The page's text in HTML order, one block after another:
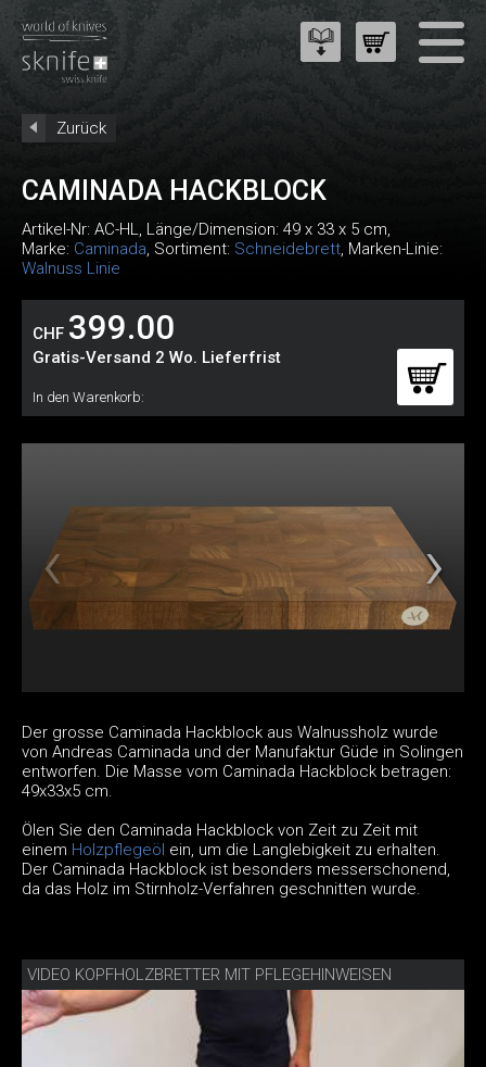
Zurück
CAMINADA HACKBLOCK
Artikel-Nr: AC-HL, Länge/Dimension: 49 x 33 x 5 cm,
Marke: Caminada, Sortiment: Schneidebrett, Marken-Linie:
Walnuss Linie
CHF 399.00
Gratis-Versand 2 Wo. Lieferfrist
In den Warenkorb:
Der grosse Caminada Hackblock aus Walnussholz wurde
von Andreas Caminada und der Manufaktur Güde in Solingen
entworfen. Die Masse vom Caminada Hackblock betragen:
49x33x5 cm.
Ölen Sie den Caminada Hackblock von Zeit zu Zeit mit
einem Holzpflegeöl ein, um die Langlebigkeit zu erhalten.
Der Caminada Hackblock ist besonders messerschonend,
da das Holz im Stirnholz-Verfahren geschnitten wurde.
VIDEO KOPFHOLZBRETTER MIT PFLEGEHINWEISEN